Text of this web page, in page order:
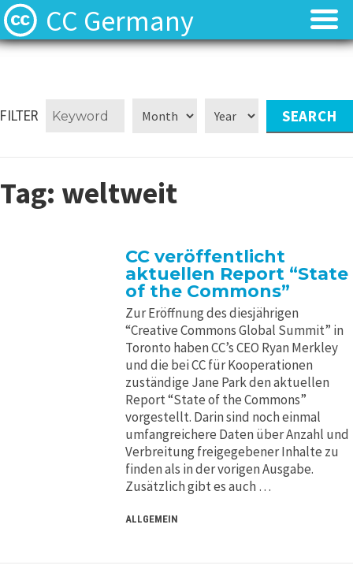
CC Germany
⬈ Lizenzen
Kontakt
⬈ Lizenzen
Kontakt
FILTER
Tag: weltweit
CC veröffentlicht
aktuellen Report “State
of the Commons”
Zur Eröffnung des diesjährigen
“Creative Commons Global Summit” in
Toronto haben CC’s CEO Ryan Merkley
und die bei CC für Kooperationen
zuständige Jane Park den aktuellen
Report “State of the Commons”
vorgestellt. Darin sind noch einmal
umfangreichere Daten über Anzahl und
Verbreitung freigegebener Inhalte zu
finden als in der vorigen Ausgabe.
Zusätzlich gibt es auch …
ALLGEMEIN